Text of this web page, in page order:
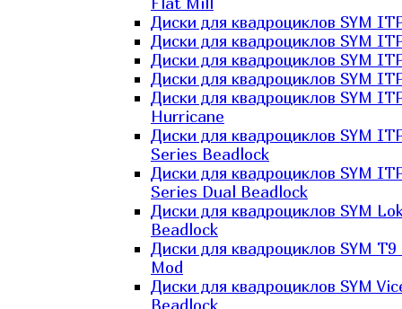
Диски для квадроциклов SYM
Диски для квадроциклов SYM
Диски для квадроциклов SYM
Диски для квадроциклов SYM
Диски для квадроциклов SYM
Hurricane
Диски для квадроциклов SYM
Series Beadlock
Диски для квадроциклов SYM
Series Dual Beadlock
Диски для квадроциклов SYM
Beadlock
Диски для квадроциклов SYM T9
Mod
Диски для квадроциклов SYM
Beadlock